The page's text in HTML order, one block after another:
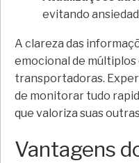
evitando
A clareza das
emocional de
transportadoras.
de monitorar tudo
que valoriza suas
Vantagens